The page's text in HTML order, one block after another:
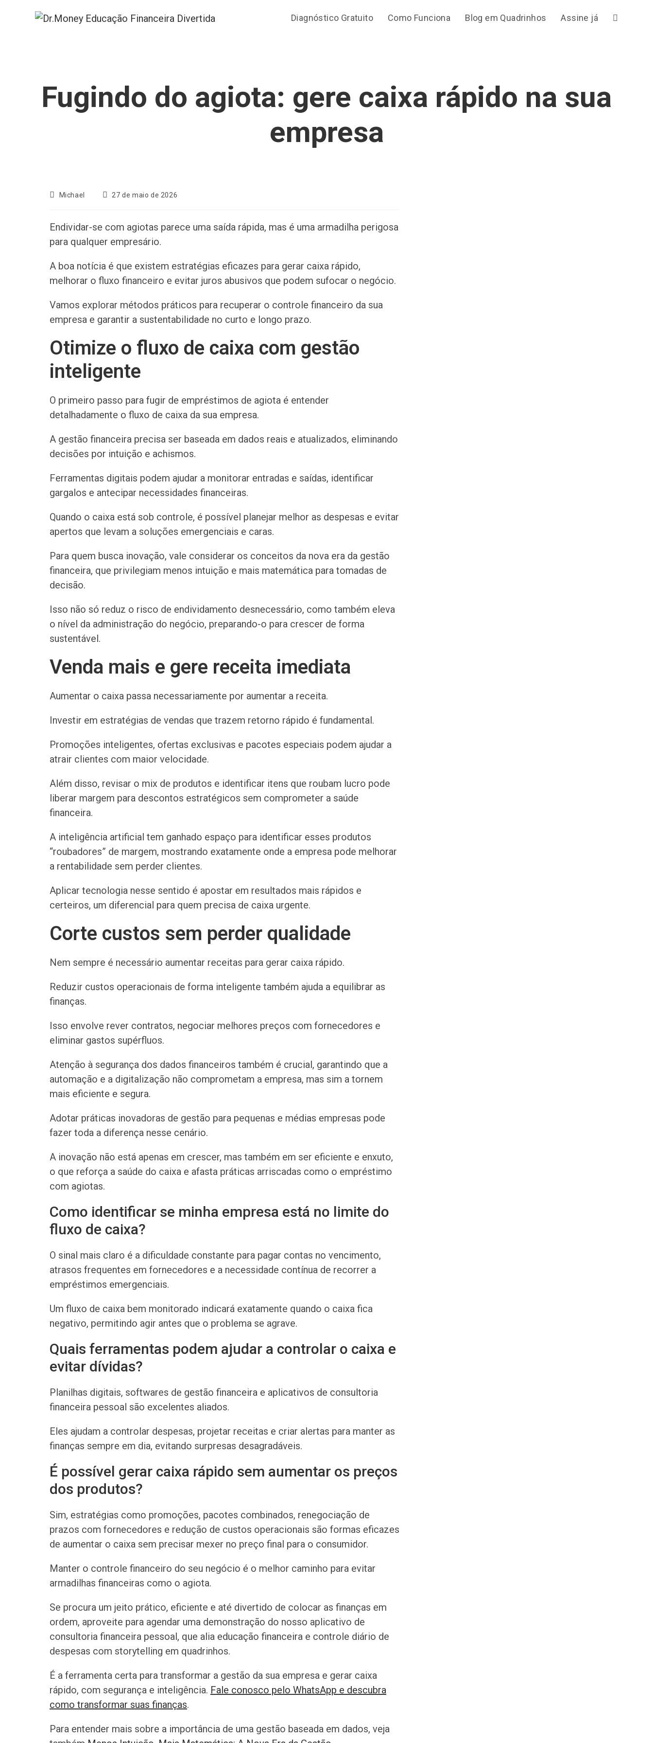
Diagnóstico Gratuito Como Funciona Blog em Quadrinhos Assine já
Fugindo do agiota: gere caixa rápido na sua
empresa
AutorMichael
Post27 de maio de 2026
Endividar-se com agiotas parece uma saída rápida, mas é uma armadilha perigosa
para qualquer empresário.
A boa notícia é que existem estratégias eficazes para gerar caixa rápido,
melhorar o fluxo financeiro e evitar juros abusivos que podem sufocar o negócio.
Vamos explorar métodos práticos para recuperar o controle financeiro da sua
empresa e garantir a sustentabilidade no curto e longo prazo.
Otimize o fluxo de caixa com gestão
inteligente
O primeiro passo para fugir de empréstimos de agiota é entender
detalhadamente o fluxo de caixa da sua empresa.
A gestão financeira precisa ser baseada em dados reais e atualizados, eliminando
decisões por intuição e achismos.
Ferramentas digitais podem ajudar a monitorar entradas e saídas, identificar
gargalos e antecipar necessidades financeiras.
Quando o caixa está sob controle, é possível planejar melhor as despesas e evitar
apertos que levam a soluções emergenciais e caras.
Para quem busca inovação, vale considerar os conceitos da nova era da gestão
financeira, que privilegiam menos intuição e mais matemática para tomadas de
decisão.
Isso não só reduz o risco de endividamento desnecessário, como também eleva
o nível da administração do negócio, preparando-o para crescer de forma
sustentável.
Venda mais e gere receita imediata
Aumentar o caixa passa necessariamente por aumentar a receita.
Investir em estratégias de vendas que trazem retorno rápido é fundamental.
Promoções inteligentes, ofertas exclusivas e pacotes especiais podem ajudar a
atrair clientes com maior velocidade.
Além disso, revisar o mix de produtos e identificar itens que roubam lucro pode
liberar margem para descontos estratégicos sem comprometer a saúde
financeira.
A inteligência artificial tem ganhado espaço para identificar esses produtos
“roubadores” de margem, mostrando exatamente onde a empresa pode melhorar
a rentabilidade sem perder clientes.
Aplicar tecnologia nesse sentido é apostar em resultados mais rápidos e
certeiros, um diferencial para quem precisa de caixa urgente.
Corte custos sem perder qualidade
Nem sempre é necessário aumentar receitas para gerar caixa rápido.
Reduzir custos operacionais de forma inteligente também ajuda a equilibrar as
finanças.
Isso envolve rever contratos, negociar melhores preços com fornecedores e
eliminar gastos supérfluos.
Atenção à segurança dos dados financeiros também é crucial, garantindo que a
automação e a digitalização não comprometam a empresa, mas sim a tornem
mais eficiente e segura.
Adotar práticas inovadoras de gestão para pequenas e médias empresas pode
fazer toda a diferença nesse cenário.
A inovação não está apenas em crescer, mas também em ser eficiente e enxuto,
o que reforça a saúde do caixa e afasta práticas arriscadas como o empréstimo
com agiotas.
Como identificar se minha empresa está no limite do
fluxo de caixa?
O sinal mais claro é a dificuldade constante para pagar contas no vencimento,
atrasos frequentes em fornecedores e a necessidade contínua de recorrer a
empréstimos emergenciais.
Um fluxo de caixa bem monitorado indicará exatamente quando o caixa fica
negativo, permitindo agir antes que o problema se agrave.
Quais ferramentas podem ajudar a controlar o caixa e
evitar dívidas?
Planilhas digitais, softwares de gestão financeira e aplicativos de consultoria
financeira pessoal são excelentes aliados.
Eles ajudam a controlar despesas, projetar receitas e criar alertas para manter as
finanças sempre em dia, evitando surpresas desagradáveis.
É possível gerar caixa rápido sem aumentar os preços
dos produtos?
Sim, estratégias como promoções, pacotes combinados, renegociação de
prazos com fornecedores e redução de custos operacionais são formas eficazes
de aumentar o caixa sem precisar mexer no preço final para o consumidor.
Manter o controle financeiro do seu negócio é o melhor caminho para evitar
armadilhas financeiras como o agiota.
Se procura um jeito prático, eficiente e até divertido de colocar as finanças em
ordem, aproveite para agendar uma demonstração do nosso aplicativo de
consultoria financeira pessoal, que alia educação financeira e controle diário de
despesas com storytelling em quadrinhos.
É a ferramenta certa para transformar a gestão da sua empresa e gerar caixa
rápido, com segurança e inteligência. Fale conosco pelo WhatsApp e descubra
como transformar suas finanças.
Para entender mais sobre a importância de uma gestão baseada em dados, veja